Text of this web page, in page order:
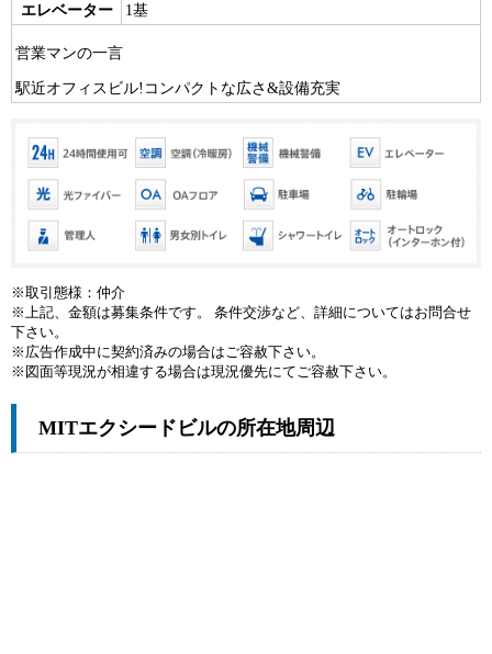
エレベーター 1基
営業マンの一言
駅近オフィスビル!コンパクトな広さ&設備充実
※取引態様：仲介
※上記、金額は募集条件です。 条件交渉など、詳細についてはお問合せ
下さい。
※広告作成中に契約済みの場合はご容赦下さい。
※図面等現況が相違する場合は現況優先にてご容赦下さい。
MITエクシードビルの所在地周辺